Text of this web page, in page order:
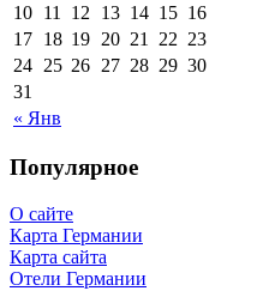
« Янв
10 11 12 13 14 15 16
17 18 19 20 21 22 23
24 25 26 27 28 29 30
31
Популярное
О сайте
Карта Германии
Карта сайта
Отели Германии